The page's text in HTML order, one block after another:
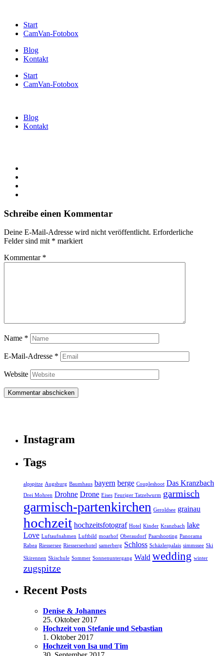
Start
CamVan-Fotobox
Blog
Kontakt
Start
CamVan-Fotobox
Blog
Kontakt
Schreibe einen Kommentar
Deine E-Mail-Adresse wird nicht veröffentlicht. Erforderliche
Felder sind mit * markiert
Kommentar *
Name *
E-Mail-Adresse *
Website
Instagram
Tags
alpspitze Augsburg Baumhaus bayern berge Coupleshoot Das Kranzbach
Drei Mohren Drohne Drone Eises Feuriger Tatzelwurm garmisch
garmisch-partenkirchen Geroldsee grainau
hochzeit hochzeitsfotograf Hotel Kinder Kranzbach lake
Love Luftaufnahmen Luftbild moarhof Oberaudorf Paarshooting Panorama
Rabea Riessersee Riesserseehotel samerberg Schloss Schäzlerpalais simmssee Ski
Skirennen Skischule Sommer Sonnenuntergang Wald wedding winter
zugspitze
Recent Posts
Denise & Johannes
25. Oktober 2017
Hochzeit von Stefanie und Sebastian
1. Oktober 2017
Hochzeit von Isa und Tim